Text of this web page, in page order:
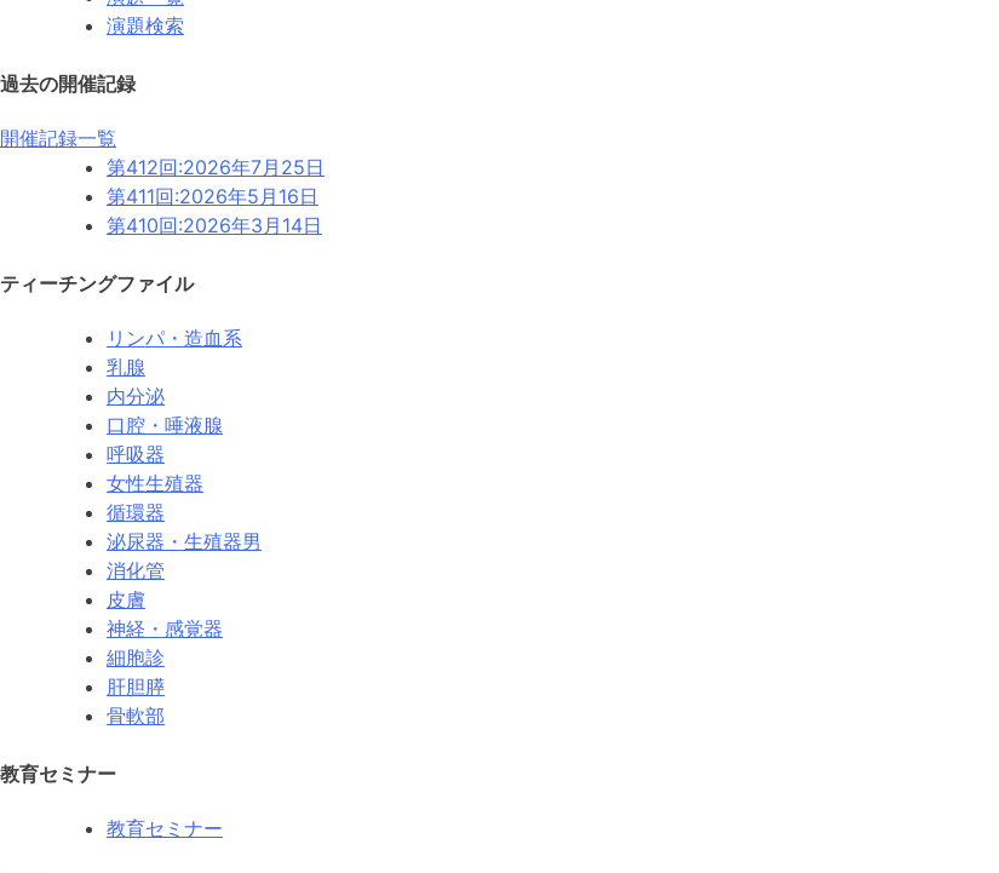
演題検索
過去の開催記録
開催記録一覧
第412回:2026年7月25日
第411回:2026年5月16日
第410回:2026年3月14日
ティーチングファイル
リンパ・造血系
乳腺
内分泌
口腔・唾液腺
呼吸器
女性生殖器
循環器
泌尿器・生殖器男
消化管
皮膚
神経・感覚器
細胞診
肝胆膵
骨軟部
教育セミナー
教育セミナー